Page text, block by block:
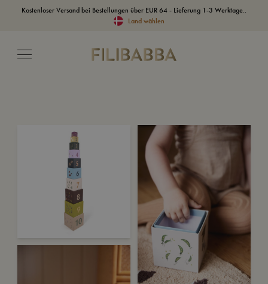
Kostenloser Versand bei Bestellungen über EUR 64 - Lieferung 1-3 Werktage..
Land wählen